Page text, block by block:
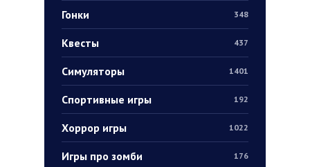
Гонки 348
Квесты 437
Симуляторы 1401
Спортивные игры 192
Хоррор игры 1022
Игры про зомби 176